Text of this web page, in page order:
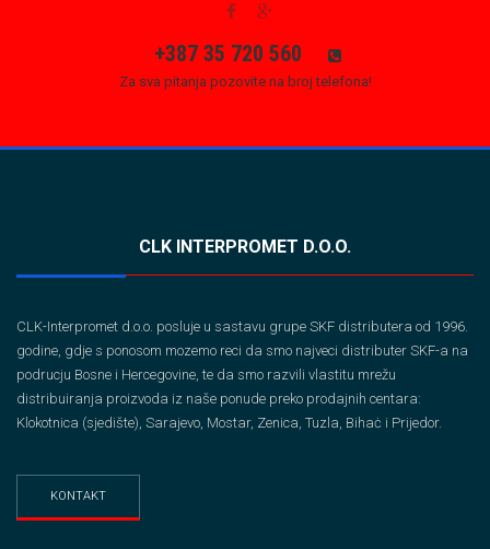
+387 35 720 560
Za sva pitanja pozovite na broj telefona!
CLK INTERPROMET D.O.O.
CLK-Interpromet d.o.o. posluje u sastavu grupe SKF distributera od 1996.
godine, gdje s ponosom mozemo reci da smo najveci distributer SKF-a na
podrucju Bosne i Hercegovine, te da smo razvili vlastitu mrežu
distribuiranja proizvoda iz naše ponude preko prodajnih centara:
Klokotnica (sjedište), Sarajevo, Mostar, Zenica, Tuzla, Bihaċ i Prijedor.
KONTAKT